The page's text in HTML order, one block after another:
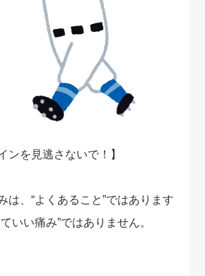
ンを見逃さないで！】
は、“よくあること”ではあります
いい痛み”ではありません。